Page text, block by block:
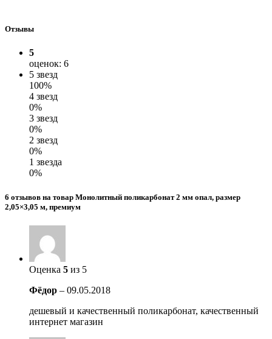
Отзывы
5
оценок: 6
5 звезд
100%
4 звезд
0%
3 звезд
0%
2 звезд
0%
1 звезда
0%
6 отзывов на товар Монолитный поликарбонат 2 мм опал, размер
2,05×3,05 м, премиум
Оценка 5 из 5
Фёдор – 09.05.2018
дешевый и качественный поликарбонат, качественный
интернет магазин